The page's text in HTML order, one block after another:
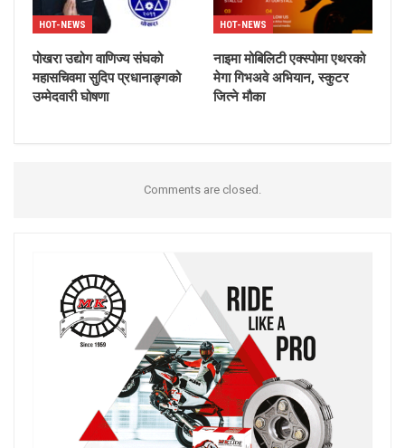
HOT-NEWS
पोखरा उद्योग वाणिज्य संघको
महासचिवमा सुदिप प्रधानाङ्गको
उम्मेदवारी घोषणा
HOT-NEWS
नाइमा मोबिलिटी एक्स्पोमा एथरको
मेगा गिभअवे अभियान, स्कुटर
जित्ने मौका
Comments are closed.